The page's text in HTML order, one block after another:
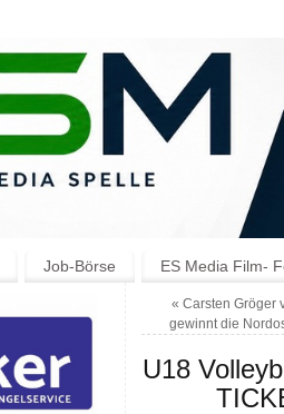
Job-Börse ES Media Film-
« Carsten Gröger
gewinnt die
U18